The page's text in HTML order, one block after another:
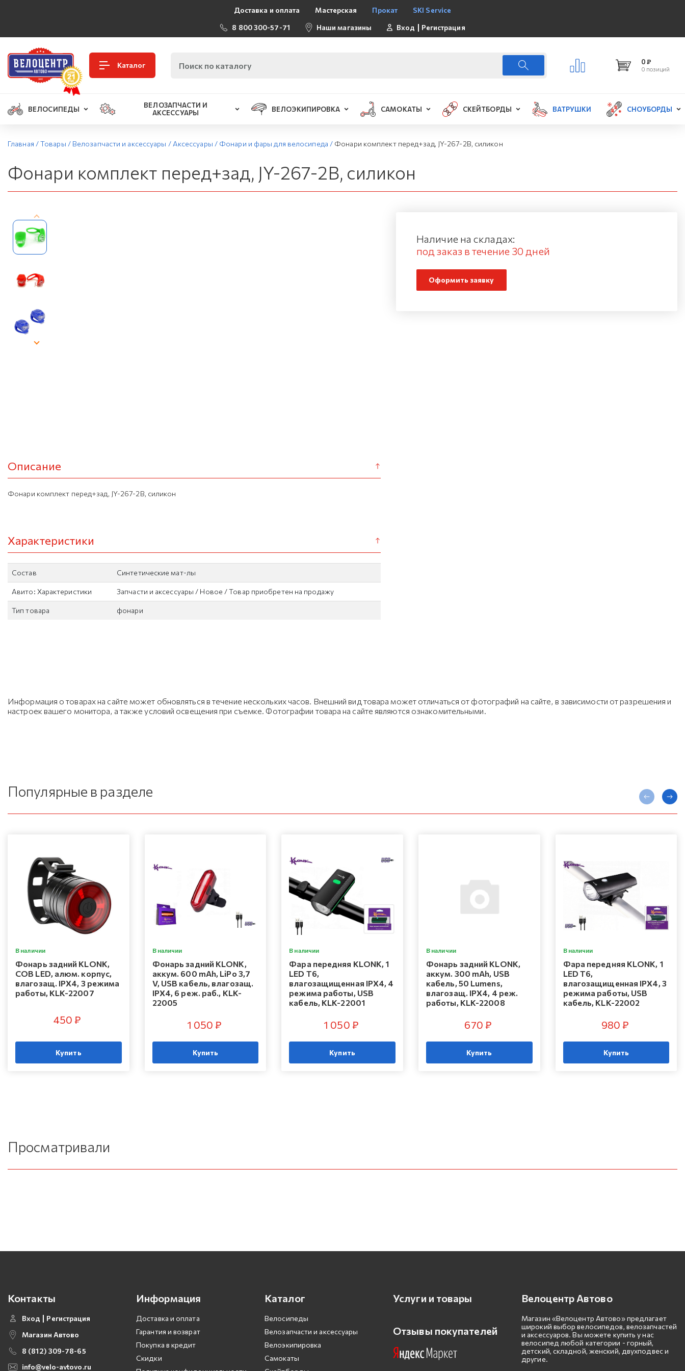
Доставка и оплата Мастерская Прокат
SKI Service
8 800 300-57-71
Наши магазины Вход Регистрация
Каталог 0 ₽
0 позиций
ВЕЛОСИПЕДЫ
ВЕЛОЗАПЧАСТИ И
АКСЕССУАРЫ
ВЕЛОЭКИПИРОВКА САМОКАТЫ СКЕЙТБОРДЫ ВАТРУШКИ СНОУБОРДЫ
Главная /Товары / Велозапчасти и аксессуары / Аксессуары / Фонари и фары для велосипеда / Фонари комплект перед+зад, JY-267-2B, силикон
Фонари комплект перед+зад, JY-267-2B, силикон
Описание
Фонари комплект перед+зад, JY-267-2B, силикон
Характеристики
Состав Синтетические мат-лы
Авито: Характеристики Запчасти и аксессуары / Новое / Товар приобретен на продажу
Тип товара фонари
Наличие на складах:
под заказ в течение 30 дней
Оформить заявку
Информация о товарах на сайте может обновляться в течение нескольких часов. Внешний вид товара может отличаться от фотографий на сайте, в зависимости от разрешения и
настроек вашего монитора, а также условий освещения при съемке. Фотографии товара на сайте являются ознакомительными.
Популярные в разделе
В наличии
Фонарь задний KLONK,
COB LED, алюм. корпус,
влагозащ. IPX4, 3 режима
работы, KLK-22007
450 ₽
Купить
В наличии
Фонарь задний KLONK,
аккум. 600 mAh, LiPo 3,7
V, USB кабель, влагозащ.
IPX4, 6 реж. раб., KLK-
22005
1 050 ₽
Купить
В наличии
Фара передняя KLONK, 1
LED T6,
влагозащищенная IPX4, 4
режима работы, USB
кабель, KLK-22001
1 050 ₽
Купить
В наличии
Фонарь задний KLONK,
аккум. 300 mAh, USB
кабель, 50 Lumens,
влагозащ. IPX4, 4 реж.
работы, KLK-22008
670 ₽
Купить
В наличии
Фара передняя KLONK, 1
LED T6,
влагозащищенная IPX4, 3
режима работы, USB
кабель, KLK-22002
980 ₽
Купить
Просматривали
Контакты
Вход
Регистрация
Магазин Автово
8 (812) 309-78-65
info@velo-avtovo.ru
Информация
Доставка и оплата
Гарантия и возврат
Покупка в кредит
Скидки
Каталог
Велосипеды
Велозапчасти и аксессуары
Велоэкипировка
Самокаты
Услуги и товары
Отзывы покупателей
Велоцентр Автово
Магазин «Велоцентр Автово» предлагает
широкий выбор велосипедов, велозапчастей
и аксессуаров. Вы можете купить у нас
велосипед любой категории - горный,
детский, складной, женский, двухподвес и
другие.